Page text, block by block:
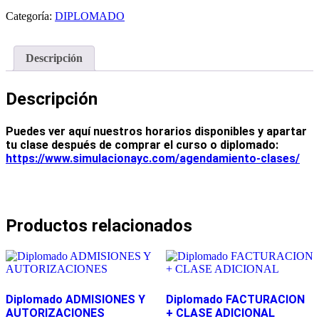
GLOSAS
Categoría: DIPLOMADO
Descripción
Descripción
Puedes ver aquí nuestros horarios disponibles y apartar
tu clase después de comprar el curso o diplomado:
https://www.simulacionayc.com/agendamiento-clases/
Productos relacionados
Diplomado ADMISIONES Y
AUTORIZACIONES
Diplomado FACTURACION
+ CLASE ADICIONAL